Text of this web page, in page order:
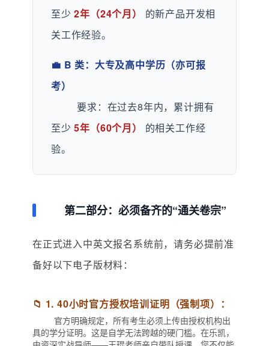
至少2年（24个月）
的新产品开发相
关工作经验。
💼 B 类：大专及高中学历（亦可报
考）
要求：在过去8年内，累计拥有
至少5年（60个月）
的相关工作经
验。
第二部分：必须备齐的“通关卷宗”
在正式进入中英文报名系统前，请务必提前准
备好以下电子版材料：
📁 1. 40小时官方授权培训证明（强制项）：
官方明确规定，所有考生必须上传由授权机构出
具的学分证明。这是自学无法跨越的硬门槛。在乐凯，